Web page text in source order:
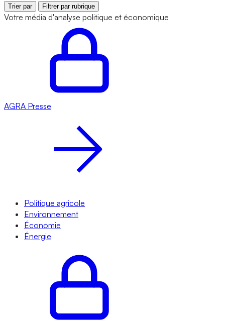
Trier par Filtrer par rubrique
Votre média d'analyse politique et économique
AGRA Presse
Politique agricole
Environnement
Économie
Énergie